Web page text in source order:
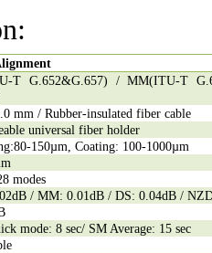
T G.652&G.657) / MM(ITU-T
mm / Rubber-insulated fiber cable
universal fiber holder
150µm, Coating: 100-1000µm
modes
/ MM: 0.01dB / DS: 0.04dB /
mode: 8 sec/ SM Average: 15 sec